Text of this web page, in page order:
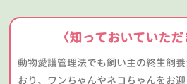
〈知っておいていただ
動物愛護管理法でも飼い主の終生飼
おり、ワンちゃんやネコちゃんをお